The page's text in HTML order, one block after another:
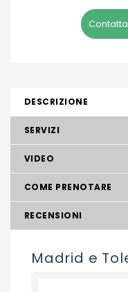
DESCRIZIONE
SERVIZI
VIDEO
COME PRENOTARE
RECENSIONI
Madrid e